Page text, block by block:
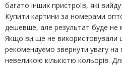
багато інших пристроїв, які
Купити картини за номерами
дешевше, але результат буде
Якщо ви ще не використовували
рекомендуємо звернути увагу на
невеликою кількістю кольорів.